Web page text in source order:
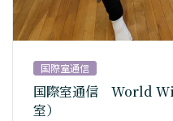
国際室通信
国際室通信 World
室）